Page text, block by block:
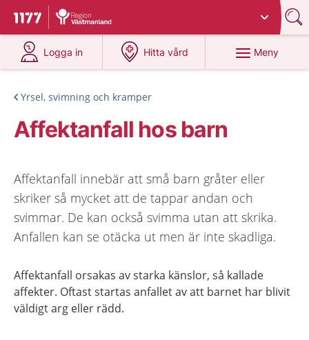
Till startsidan för 1177
Du har valt region
Logga in
på 1177.se
Hitta vård
på 1177.se
Meny
Yrsel, svimning och kramper
Affektanfall hos barn
Affektanfall innebär att små barn gråter eller
skriker så mycket att de tappar andan och
svimmar. De kan också svimma utan att skrika.
Anfallen kan se otäcka ut men är inte skadliga.
Affektanfall orsakas av starka känslor, så kallade
affekter. Oftast startas anfallet av att barnet har blivit
väldigt arg eller rädd.